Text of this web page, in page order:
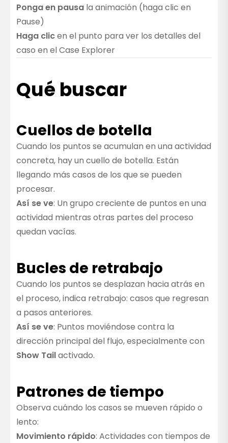
Ponga en pausa la animación (haga clic en
Pause)
Haga clicen el punto para ver los detalles del
caso en elCase Explorer
Qué buscar
Cuellos de botella
Cuando los puntos se acumulan en una actividad
concreta, hay un cuello de botella. Están
llegando más casos de los que se pueden
procesar.
Así se ve: Un grupo creciente de puntos en una
actividad mientras otras partes del proceso
quedan vacías.
Bucles de retrabajo
Cuando los puntos se desplazan hacia atrás en
el proceso, indica retrabajo: casos que regresan
a pasos anteriores.
Así se ve: Puntos moviéndose contra la
dirección principal del flujo, especialmente con
Show Tailactivado.
Patrones de tiempo
Observa cuándo los casos se mueven rápido o
lento:
Movimiento rápido: Actividades con tiempos de